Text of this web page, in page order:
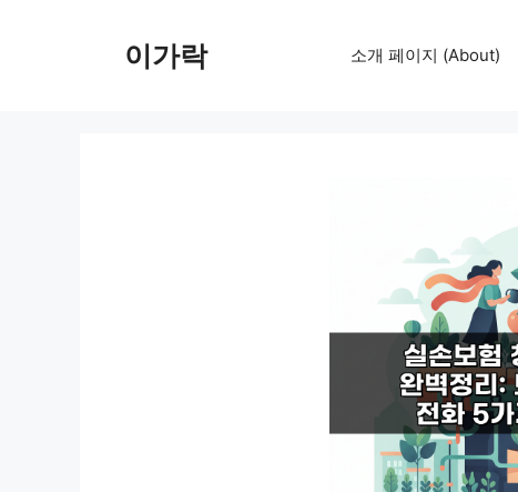
이가락 소개 페이지 (About)